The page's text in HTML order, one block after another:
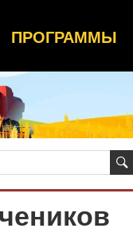
ПРОГРАММЫ